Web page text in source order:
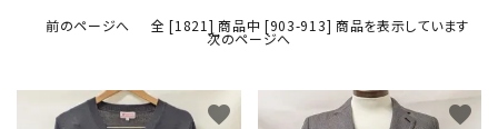
前のページへ
全 [1821] 商品中 [903-913] 商品を表示しています
次のページへ
favorite favorite